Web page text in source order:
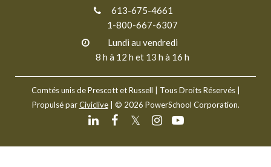
613-675-4661
1-800-667-6307
Lundi au vendredi
8 h à 12 h et 13 h à 16 h
Comtés unis de Prescott et Russell
| Tous Droits Réservés |
Propulsé parCiviclive| © 2026 PowerSchool Corporation.
𝕏